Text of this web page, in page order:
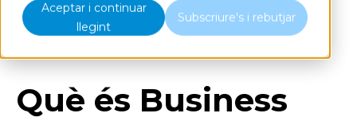
Aceptar i continuar
llegint
Subscriure's i rebutjar
Què és Business Intelligence? Definició, eines i BI
analytics
Què és Business